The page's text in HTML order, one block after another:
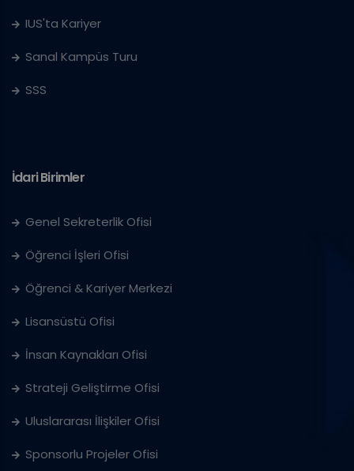
IUS'ta Kariyer
Sanal Kampüs Turu
SSS
İdari Birimler
Genel Sekreterlik Ofisi
Öğrenci İşleri Ofisi
Öğrenci & Kariyer Merkezi
Lisansüstü Ofisi
İnsan Kaynakları Ofisi
Strateji Geliştirme Ofisi
Uluslararası İlişkiler Ofisi
Sponsorlu Projeler Ofisi